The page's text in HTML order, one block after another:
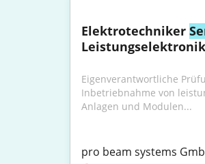
Elektrotechniker
Eigenverantwortliche
Inbetriebnahme von
Anlagen und Modulen...
pro beam systems